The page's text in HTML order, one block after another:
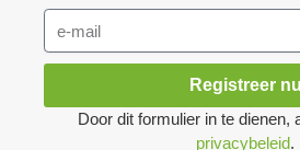
Registreer nu
Door dit formulier in te dienen,
privacybeleid.